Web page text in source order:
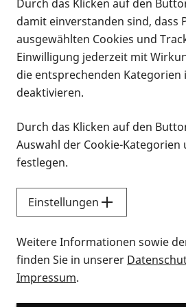
Infomaterial
Infomaterial
Vorlesen
Alle
Sie
Durch das Klicken auf den
damit einverstanden sind, dass
ausgewählten Cookies und
Einwilligung jederzeit mit
die entsprechenden Kategorien
deaktivieren.
Durch das Klicken auf den
Auswahl der Cookie-
festlegen.
Einstellungen
Weitere Informationen sowie
finden Sie in unserer
Impressum.